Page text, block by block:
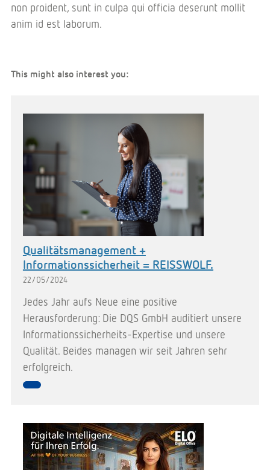
non proident, sunt in culpa qui officia deserunt mollit
anim id est laborum.
This might also interest you:
Qualitätsmanagement +
Informationssicherheit = REISSWOLF.
22/05/2024
Jedes Jahr aufs Neue eine positive
Herausforderung: Die DQS GmbH auditiert unsere
Informationssicherheits-Expertise und unsere
Qualität. Beides managen wir seit Jahren sehr
erfolgreich.